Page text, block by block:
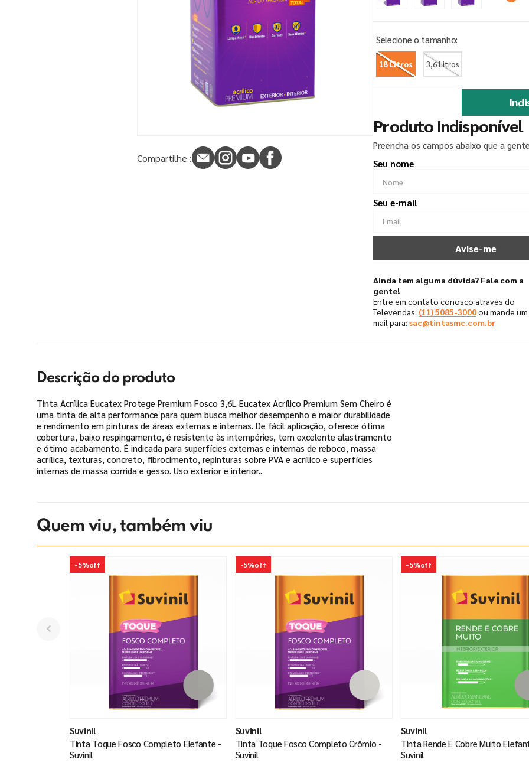
Compartilhe :
18 Litros 3,6 Litros
Produto Indisponível
Preencha os campos abaixo que a
Ainda tem alguma dúvida? Fale com a
gente!
Entre em contato conosco através do
Televendas: (11) 5085-3000ou mande
mail para: sac@tintasmc.com.br
Descrição do produto
Tinta Acrílica Eucatex Protege Premium Fosco 3,6L Eucatex Acrílico Premium Sem Cheiro é
uma tinta de alta performance para quem busca melhor desempenho e maior durabilidade
e rendimento em pinturas de áreas externas e internas. De fácil aplicação, oferece ótima
cobertura, baixo respingamento, é resistente às intempéries, tem excelente alastramento
e ótimo acabamento. É indicada para superfícies externas e internas de reboco, massa
acrílica, texturas, concreto, fibrocimento, repinturas sobre PVA e acrílico e superfícies
internas de massa corrida e gesso. Uso exterior e interior..
Quem viu, também viu
-5%off
Suvinil
Tinta Toque Fosco Completo Elefante -
Suvinil
-5%off
Suvinil
Tinta Toque Fosco Completo Crômio -
Suvinil
-5%off
Suvinil
Tinta Rende E Cobre Muito
Suvinil